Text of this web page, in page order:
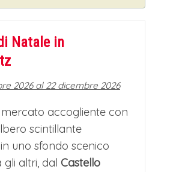
di strada, risuonano
della piazza, creando
sonora che esalta la
sentito. È
che unisce fede, arte e
un abbraccio caloroso e
Natale in
2026 al 22 dicembre 2026
mercato accogliente con
scintillante
uno sfondo scenico
gli altri, dal Castello